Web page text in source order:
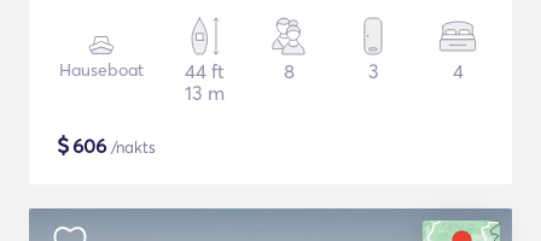
Hauseboat
44 ft
13 m
8 3 4
$606 /nakts